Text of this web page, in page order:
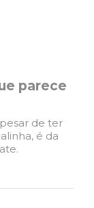
parece
de ter
é da